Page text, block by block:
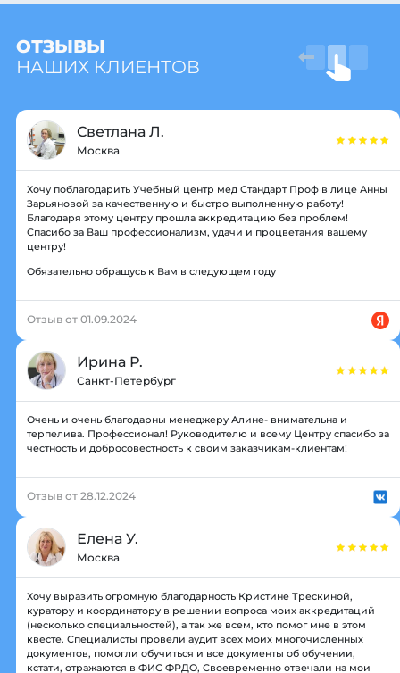
ОТЗЫВЫ
НАШИХ КЛИЕНТОВ
Светлана Л.
Москва
Хочу поблагодарить Учебный центр мед Стандарт Проф в лице Анны
Зарьяновой за качественную и быстро выполненную работу!
Благодаря этому центру прошла аккредитацию без проблем!
Спасибо за Ваш профессионализм, удачи и процветания вашему
центру!
Обязательно обращусь к Вам в следующем году
Отзыв от 01.09.2024
Ирина Р.
Санкт-Петербург
Очень и очень благодарны менеджеру Алине- внимательна и
терпелива. Профессионал! Руководителю и всему Центру спасибо за
честность и добросовестность к своим заказчикам-клиентам!
Отзыв от 28.12.2024
Елена У.
Москва
Хочу выразить огромную благодарность Кристине Трескиной,
куратору и координатору в решении вопроса моих аккредитаций
(несколько специальностей), а так же всем, кто помог мне в этом
квесте. Специалисты провели аудит всех моих многочисленных
документов, помогли обучиться и все документы об обучении,
кстати, отражаются в ФИС ФРДО, Своевременно отвечали на мои